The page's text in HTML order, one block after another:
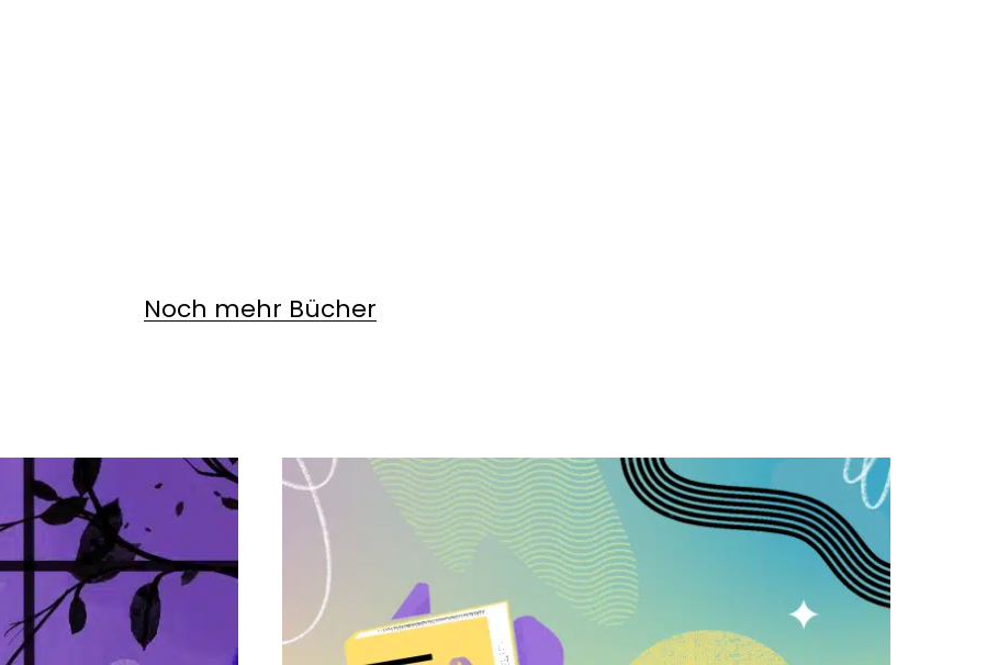
Noch mehr Bücher